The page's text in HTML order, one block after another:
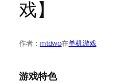
戏】
作者： mtdwo在单机游戏
游戏特色